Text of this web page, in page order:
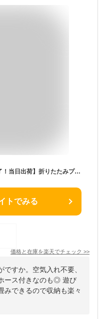
【在庫限りSALE、売り切れ次第終了！当日出荷】折りたたみプール 大型 空気入れ不要 超簡単設置 家庭用プール 子供用プール ビニールプール 18秒設置 水遊び 庭 ベランダ 屋外 室内 コンパクト収納 排水ホース付き キッズプール ペット用 ボールプール 軽量 夏対策 人気
トでみる
価格と在庫を楽天でチェック >>
すか。空気入れ不要、
ース付きなのも◎ 遊び
みできるので収納も楽々